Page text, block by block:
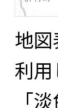
地
利
「